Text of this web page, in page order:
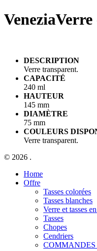
VeneziaVerre
DESCRIPTION
Verre transparent.
CAPACITÉ
240 ml
HAUTEUR
145 mm
DIAMÈTRE
75 mm
COULEURS
Verre transparent.
© 2026 .
Close
Menu
Home
Offre
Tasses colorées
Tasses blanches
Verre et tasses
Tasses
Chopes
Cendriers
COMMANDES